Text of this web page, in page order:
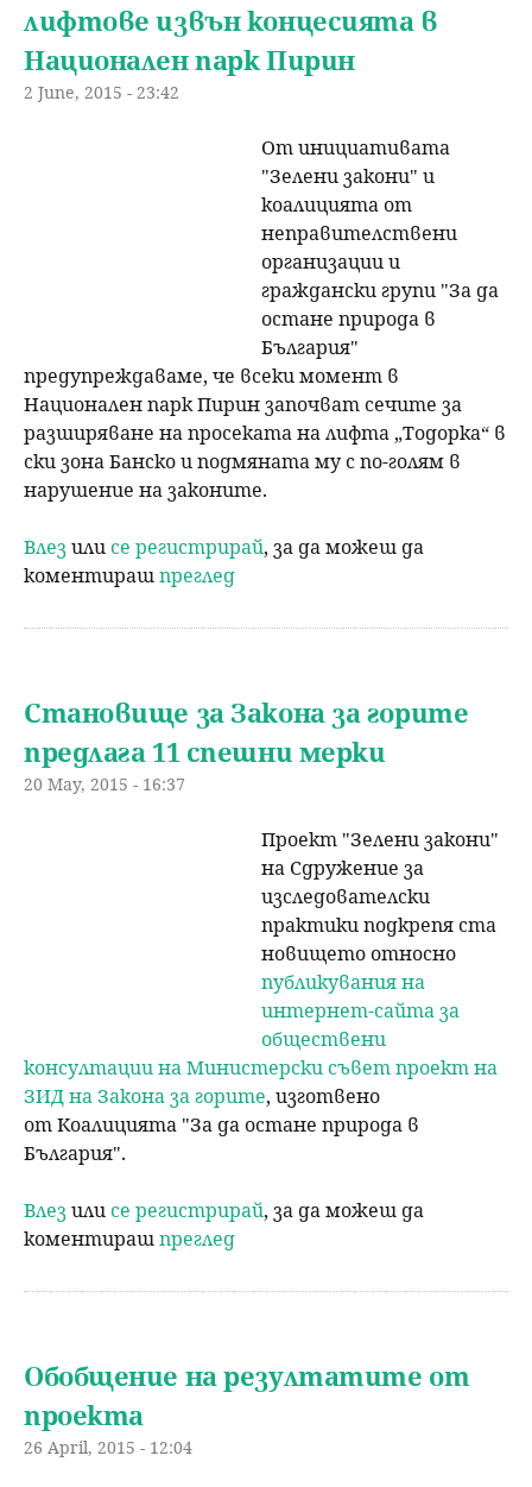
лифтове извън концесията в
Национален парк Пирин
2 June, 2015 - 23:42
От инициативата
"Зелени закони" и
коалицията от
неправителствени
организации и
граждански групи "За да
остане природа в
България"
предупреждаваме, че всеки момент в
Национален парк Пирин започват сечите за
разширяване на просеката на лифта „Тодорка“ в
ски зона Банско и подмяната му с по-голям в
нарушение на законите.
Влезили се регистрирай, за да можеш да
коментирашпреглед
Становище за Закона за горите
предлага 11 спешни мерки
20 May, 2015 - 16:37
Проект "Зелени закони"
на Сдружение за
изследователски
практики подкрепя ста
новището относно
публикувания на
интернет-сайта за
обществени
консултации на Министерски съвет проект на
ЗИД на Закона за горите, изготвено
от Коалицията "За да остане природа в
България".
Влезили се регистрирай, за да можеш да
коментирашпреглед
Обобщение на резултатите от
проекта
26 April, 2015 - 12:04